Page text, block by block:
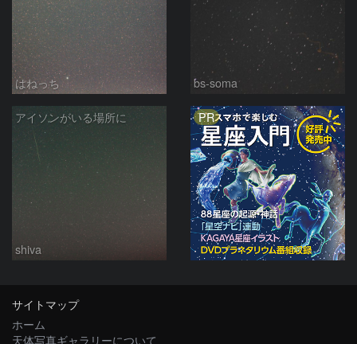
はねっち bs-soma
アイソンがいる場所に
shiva
PR
サイトマップ
ホーム
天体写真ギャラリーについて